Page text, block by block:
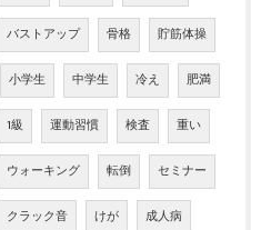
バストアップ 骨格 貯筋体操
小学生 中学生 冷え 肥満
1級 運動習慣 検査 重い
ウォーキング 転倒 セミナー
クラック音 けが 成人病